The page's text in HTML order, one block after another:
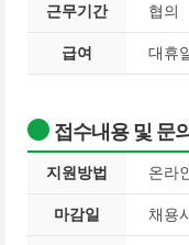
근무기간 협의
급여 대휴
접수내용 및 문의
지원방법 온라
마감일 채용